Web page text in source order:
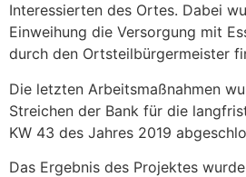
Interessierten des Ortes. Dabei
Einweihung die Versorgung mit
durch den Ortsteilbürgermeister
Die letzten Arbeitsmaßnahmen
Streichen der Bank für die
KW 43 des Jahres 2019
Das Ergebnis des Projektes